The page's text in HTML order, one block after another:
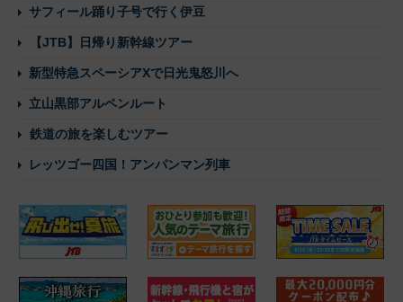
サフィール踊り子号で行く伊豆
【JTB】日帰り新幹線ツアー
新型特急スペーシアXで日光鬼怒川へ
立山黒部アルペンルート
鉄道の旅を楽しむツアー
レッツゴー四国！アンパンマン列車